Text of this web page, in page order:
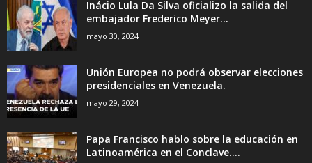
Inácio Lula Da Silva oficializo la salida del
embajador Frederico Meyer...
mayo 30, 2024
Unión Europea no podrá observar elecciones
presidenciales en Venezuela.
mayo 29, 2024
Papa Francisco hablo sobre la educación en
Latinoamérica en el Conclave....